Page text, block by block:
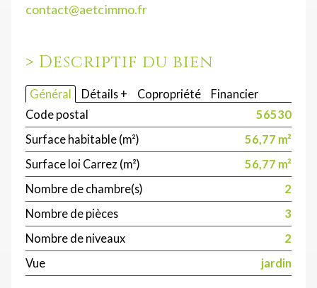
contact@aetcimmo.fr
> Descriptif du bien
Général Détails + Copropriété
Financier
Code postal
56530
Surface habitable (m²)
56,77 m²
Surface loi Carrez (m²)
56,77 m²
Nombre de chambre(s)
2
Nombre de pièces
3
Nombre de niveaux
2
Vue
jardin